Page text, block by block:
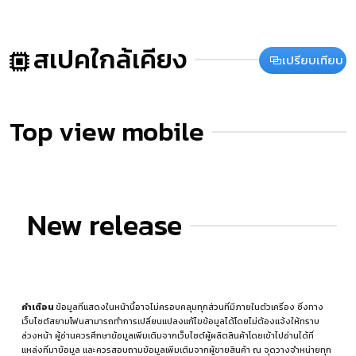
สเปคใกล้เคียง เปรียบเทียบ
Top view mobile
New release
คำเตือนข้อมูลที่แสดงในหน้านี้อาจไม่ครอบคลุมทุกส่วนที่มีภายในตัวเครื่อง ซึ่งทาง
เว็บไซต์สยามโฟนสามารถทำการเปลี่ยนแปลงแก้ไขข้อมูลได้โดยไม่ต้องแจ้งให้ทราบ
ล่วงหน้า ผู้อ่านควรศึกษาข้อมูลเพิ่มเติมจากเว็บไซต์ผู้ผลิตสินค้าโดยเข้าไปอ่านได้ที่
แหล่งที่มาข้อมูล และควรสอบถามข้อมูลเพิ่มเติมจากผู้ขายสินค้า ณ จุดวางจำหน่ายทุก